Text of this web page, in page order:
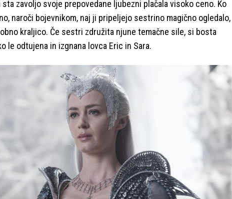
sta zavoljo svoje prepovedane ljubezni plačala visoko ceno. Ko
naroči bojevnikom, naj ji pripeljejo sestrino magično ogledalo,
kraljico. Če sestri združita njune temačne sile, si bosta
le odtujena in izgnana lovca Eric in Sara.